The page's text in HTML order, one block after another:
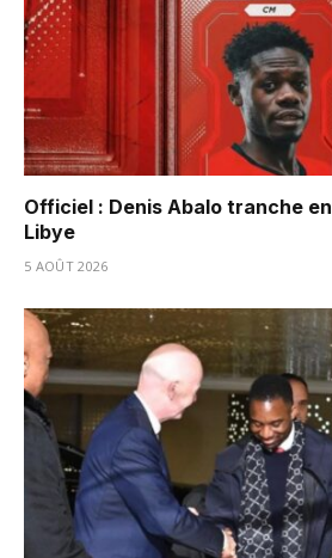
Officiel : Denis Abalo tranche
Libye
5 AOÛT 2026